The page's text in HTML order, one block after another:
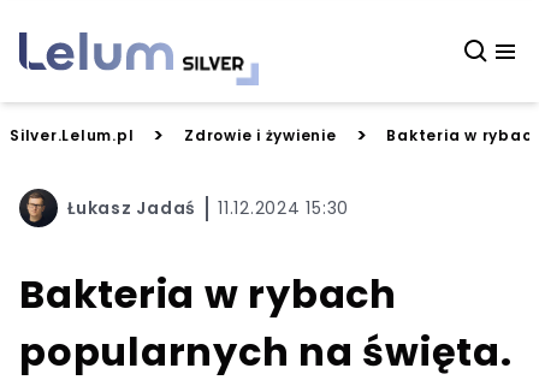
Silver.Lelum.pl > Zdrowie i żywienie > Bakteria w
Łukasz Jadaś 11.12.2024 15:30
Bakteria w rybach
popularnych na święta.